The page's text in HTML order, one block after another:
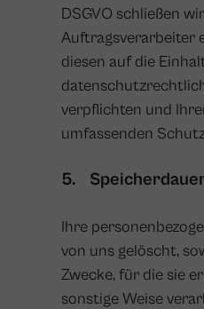
DSGVO schließen
Auftragsverarbeiter
diesen auf die
verpflichten und
umfassenden
5.
Ihre
von uns gelöscht,
Zwecke, für die sie
sonstige Weise